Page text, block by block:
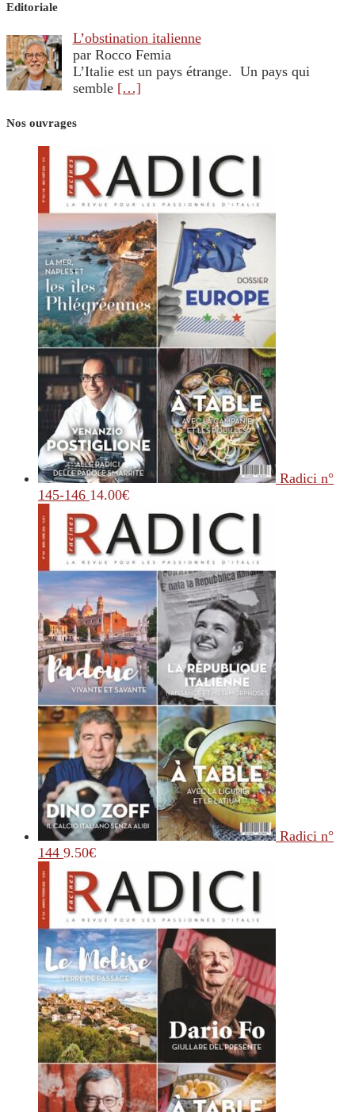
Editoriale
L’obstination italienne
par Rocco Femia
L’Italie est un pays étrange. Un pays qui
semble […]
Nos ouvrages
Radici n°
145-146 14.00€
Radici n°
144 9.50€